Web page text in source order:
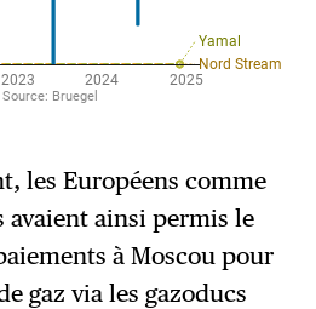
les Européens comme
avaient ainsi permis le
à Moscou pour
gaz via les gazoducs